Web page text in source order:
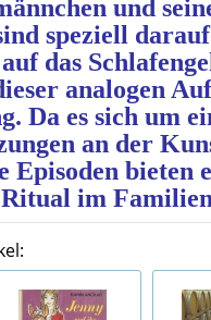
und
speziell
das
analogen
Da es sich um
an der
Episoden
im